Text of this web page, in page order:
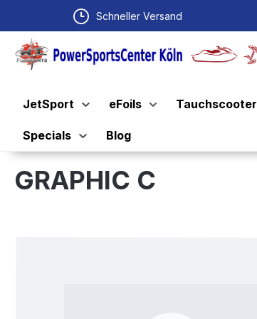
Zur Hauptnavigation springen
Schneller Versand
JetSport eFoils Tauchscooter
Specials Blog
GRAPHIC C